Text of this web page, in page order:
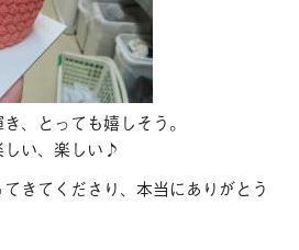
、とっても嬉しそう。
しい、楽しい♪
きてくださり、本当にありがとう